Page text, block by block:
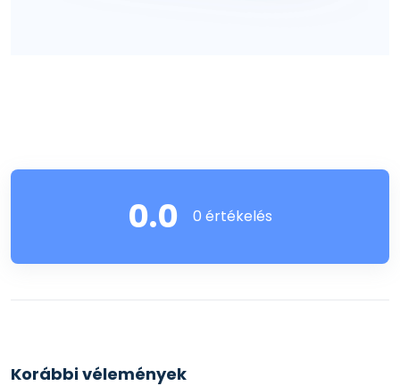
0.0 0 értékelés
Korábbi vélemények